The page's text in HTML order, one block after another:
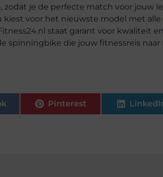
je de perfecte match voor jouw
voor het nieuwste model met
staat garant voor kwaliteit
spinningbike die jouw fitnessreis
Pinterest